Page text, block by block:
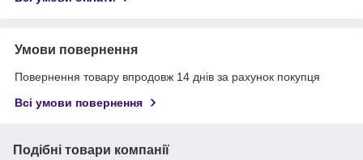
Умови повернення
Повернення товару впродовж 14 днів за рахунок покупця
Всі умови повернення
Подібні товари компанії